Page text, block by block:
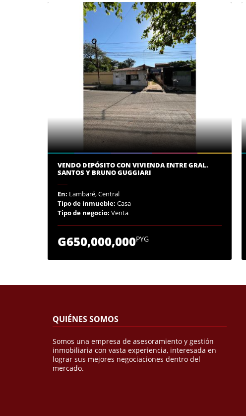
VENDO DEPÓSITO CON VIVIENDA ENTRE GRAL.
SANTOS Y BRUNO GUGGIARI
En: Lambaré, Central
Tipo de inmueble: Casa
Tipo de negocio: Venta
G650,000,000PYG
QUIÉNES SOMOS
Somos una empresa de asesoramiento y gestión
inmobiliaria con vasta experiencia, interesada en
lograr sus mejores negociaciones dentro del
mercado.